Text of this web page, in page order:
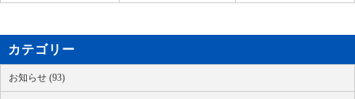
カテゴリー
お知らせ (93)